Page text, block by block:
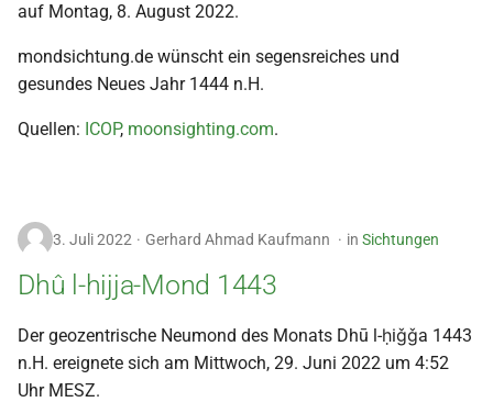
auf Montag, 8. August 2022.
mondsichtung.de wünscht ein segensreiches und
gesundes Neues Jahr 1444 n.H.
Quellen: ICOP, moonsighting.com.
3. Juli 2022 Gerhard Ahmad Kaufmann in Sichtungen
Dhû l-hijja-Mond 1443
Der geozentrische Neumond des Monats Dhū l-ḥiǧǧa 1443
n.H. ereignete sich am Mittwoch, 29. Juni 2022 um 4:52
Uhr MESZ.